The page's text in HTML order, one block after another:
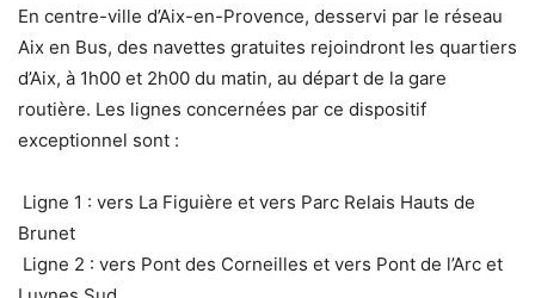
En centre-ville d’Aix-en-Provence, desservi par le réseau
Aix en Bus, des navettes gratuites rejoindront les quartiers
d’Aix, à 1h00 et 2h00 du matin, au départ de la gare
routière. Les lignes concernées par ce dispositif
exceptionnel sont :
Ligne 1 : vers La Figuière et vers Parc Relais Hauts de
Brunet
Ligne 2 : vers Pont des Corneilles et vers Pont de l’Arc et